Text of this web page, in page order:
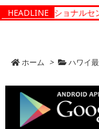
HEADLINE
ィーコレクショナルセ
ホーム > ハワイ